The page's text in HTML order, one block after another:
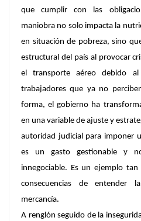
que cumplir con las
maniobra no solo impacta la
en situación de pobreza, sino
estructural del país al provocar
el transporte aéreo debido
trabajadores que ya no
forma, el gobierno ha
en una variable de ajuste y
autoridad judicial para imponer
es un gasto gestionable y
innegociable. Es un ejemplo
consecuencias de entender
mercancía.
A renglón seguido de la